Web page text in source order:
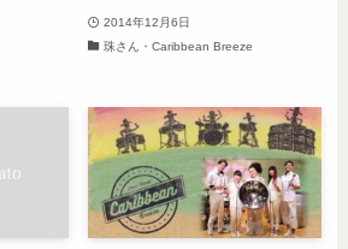
2014年12月6日
珠さん・Caribbean Breeze